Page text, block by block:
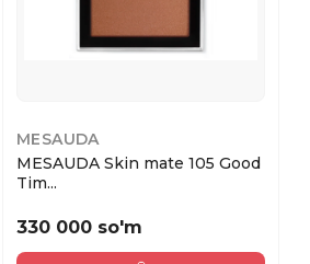
MESAUDA
MESAUDA Skin mate 105 Good
Tim...
330 000 so'm